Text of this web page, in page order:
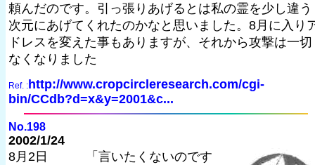
頼んだのです。引っ張りあげるとは私の霊を少し違う
次元にあげてくれたのかなと思いました。8月に入り
ドレスを変えた事もありますが、それから攻撃は一切
なくなりました
Ref. : http://www.cropcircleresearch.com/cgi-
bin/CCdb?d=x&y=2001&c...
No.198
2002/1/24
8月2日 「言いたくないのです